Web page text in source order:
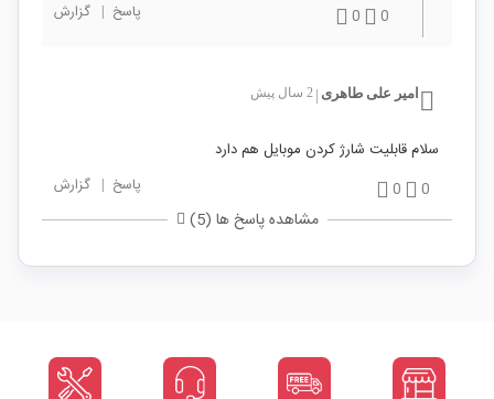
0
0 پاسخ | گزارش
امیر علی طاهری 2 سال پیش
سلام قابلیت شارژ کردن موبایل هم دارد
0
0 پاسخ | گزارش
مشاهده پاسخ ها (5)